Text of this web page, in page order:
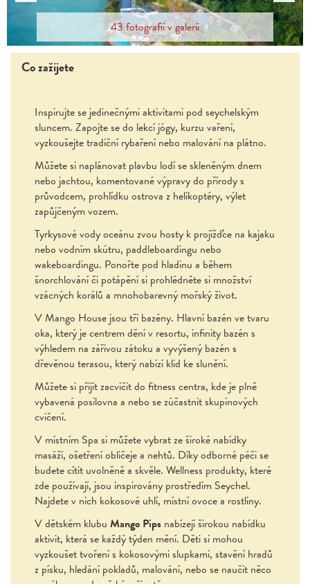
43 fotografií v galerii
Co zažijete
Inspirujte se jedinečnými aktivitami pod seychelským
sluncem. Zapojte se do lekcí jógy, kurzu vaření,
vyzkoušejte tradiční rybaření nebo malování na plátno.
Můžete si naplánovat plavbu lodí se skleněným dnem
nebo jachtou, komentované výpravy do přírody s
průvodcem, prohlídku ostrova z helikoptéry, výlet
zapůjčeným vozem.
Tyrkysové vody oceánu zvou hosty k projížďce na kajaku
nebo vodním skútru, paddleboardingu nebo
wakeboardingu. Ponořte pod hladinu a během
šnorchlování či potápění si prohlédněte si množství
vzácných korálů a mnohobarevný mořský život.
V Mango House jsou tři bazény. Hlavní bazén ve tvaru
oka, který je centrem dění v resortu, infinity bazén s
výhledem na zářivou zátoku a vyvýšený bazén s
dřevěnou terasou, který nabízí klid ke slunění.
Můžete si přijít zacvičit do fitness centra, kde je plně
vybavená posilovna a nebo se zúčastnit skupinových
cvičení.
V místním Spa si můžete vybrat ze široké nabídky
masáží, ošetření obličeje a nehtů. Díky odborné péči se
budete cítit uvolněně a skvěle. Wellness produkty, které
zde používají, jsou inspirovány prostředím Seychel.
Najdete v nich kokosové uhlí, místní ovoce a rostliny.
V dětském klubu Mango Pips nabízejí širokou nabídku
aktivit, která se každý týden mění. Děti si mohou
vyzkoušet tvoření s kokosovými slupkami, stavění hradů
z písku, hledání pokladů, malování, nebo se naučit něco